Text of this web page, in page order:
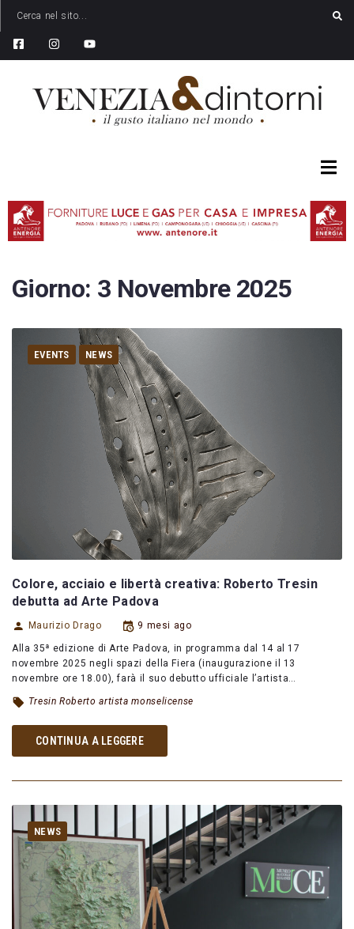
Giorno: 3 Novembre 2025
EVENTS NEWS
Colore, acciaio e libertà creativa: Roberto Tresin
debutta ad Arte Padova
Maurizio Drago 9 mesi ago
Alla 35ª edizione di Arte Padova, in programma dal 14 al 17
novembre 2025 negli spazi della Fiera (inaugurazione il 13
novembre ore 18.00), farà il suo debutto ufficiale l’artista…
Tresin Roberto artista monselicense
CONTINUA A LEGGERE
NEWS